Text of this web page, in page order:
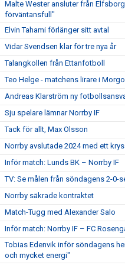
Malte Wester ansluter från
förväntansfull"
Elvin Tahami förlänger sitt avtal
Vidar Svendsen klar för tre nya år
Talangkollen från Ettanfotboll
Teo Helge - matchens lirare i
Andreas Klarström ny
Sju spelare lämnar Norrby IF
Tack för allt, Max Olsson
Norrby avslutade 2024 med ett
Inför match: Lunds BK – Norrby IF
TV: Se målen från söndagens 2-0-
Norrby säkrade kontraktet
Match-Tugg med Alexander Salo
Inför match: Norrby IF – FC
Tobias Edenvik inför söndagens
och mycket energi"